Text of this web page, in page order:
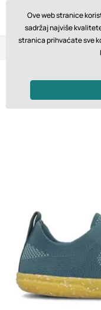
Povrat u roku od 14
Ove web stranice
sadržaj najviše
stranica prihvaćate sve